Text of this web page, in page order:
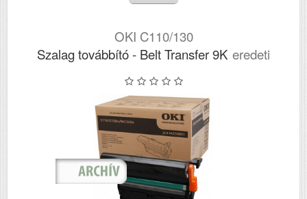
OKI C110/130
Szalag továbbító - Belt Transfer 9K eredeti